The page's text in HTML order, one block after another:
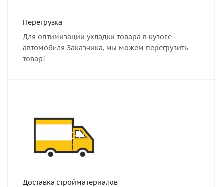
Перегрузка
Для оптимизации укладки товара в кузове
автомобиля Заказчика, мы можем перегрузить
товар!
Доставка стройматериалов